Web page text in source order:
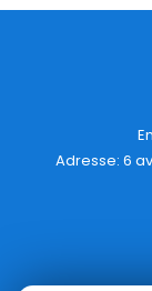
Adresse: 6